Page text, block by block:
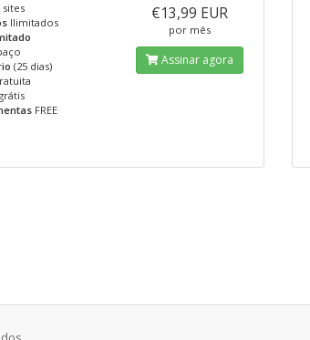
sites
Ilimitados
(25 dias)
FREE
€13,99 EUR
por mês
Assinar agora